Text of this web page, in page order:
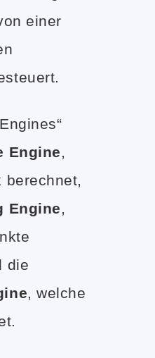
einer
Engine,
berechnet,
Engine,
die
, welche